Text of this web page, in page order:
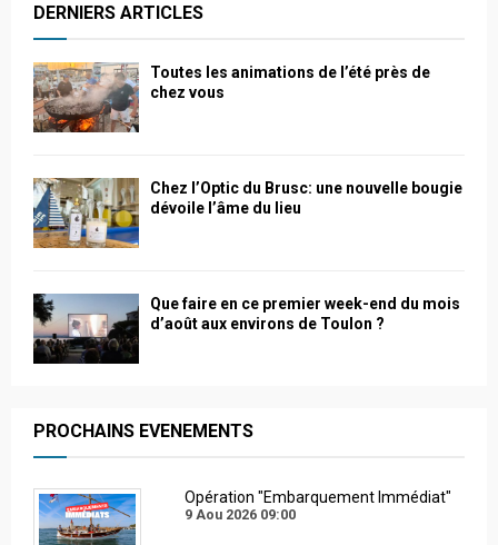
DERNIERS ARTICLES
Toutes les animations de l’été près de
chez vous
Chez l’Optic du Brusc: une nouvelle bougie
dévoile l’âme du lieu
Que faire en ce premier week-end du mois
d’août aux environs de Toulon ?
PROCHAINS EVENEMENTS
Opération "Embarquement Immédiat"
9 Aou 2026 09:00